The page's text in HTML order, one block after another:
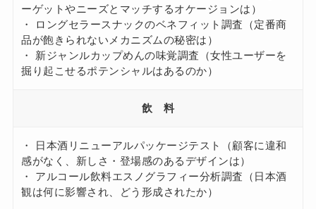
ーゲットやニーズとマッチするオケージョンは）
・ ロングセラースナックのベネフィット調査（定番商
品が飽きられないメカニズムの秘密は）
・ 新ジャンルカップめんの味覚調査（女性ユーザーを
掘り起こせるポテンシャルはあるのか）
飲 料
・ 日本酒リニューアルパッケージテスト（顧客に違和
感がなく、新しさ・登場感のあるデザインは）
・ アルコール飲料エスノグラフィー分析調査（日本酒
観は何に影響され、どう形成されたか）